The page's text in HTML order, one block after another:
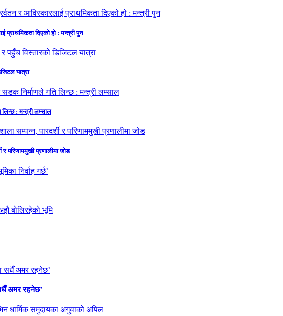
प्राथमिकता दिएको हो : मन्त्री पुन
यात्रा
: मन्त्री लम्साल
र परिणाममुखी प्रणालीमा जोड
अमर रहनेछ’